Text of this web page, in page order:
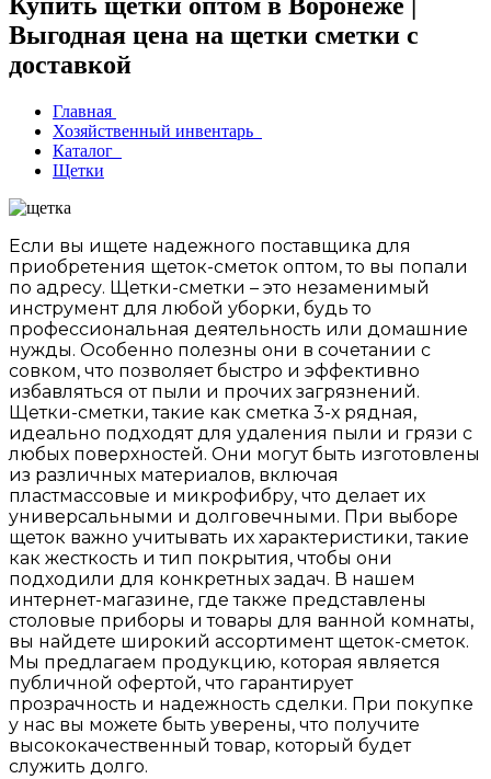
Купить щетки оптом в Воронеже |
Выгодная цена на щетки сметки с
доставкой
Главная
Хозяйственный инвентарь
Каталог
Щетки
Если вы ищете надежного поставщика для
приобретения щеток-сметок оптом, то вы попали
по адресу. Щетки-сметки – это незаменимый
инструмент для любой уборки, будь то
профессиональная деятельность или домашние
нужды. Особенно полезны они в сочетании с
совком, что позволяет быстро и эффективно
избавляться от пыли и прочих загрязнений.
Щетки-сметки, такие как сметка 3-х рядная,
идеально подходят для удаления пыли и грязи с
любых поверхностей. Они могут быть изготовлены
из различных материалов, включая
пластмассовые и микрофибру, что делает их
универсальными и долговечными. При выборе
щеток важно учитывать их характеристики, такие
как жесткость и тип покрытия, чтобы они
подходили для конкретных задач. В нашем
интернет-магазине, где также представлены
столовые приборы и товары для ванной комнаты,
вы найдете широкий ассортимент щеток-сметок.
Мы предлагаем продукцию, которая является
публичной офертой, что гарантирует
прозрачность и надежность сделки. При покупке
у нас вы можете быть уверены, что получите
высококачественный товар, который будет
служить долго.